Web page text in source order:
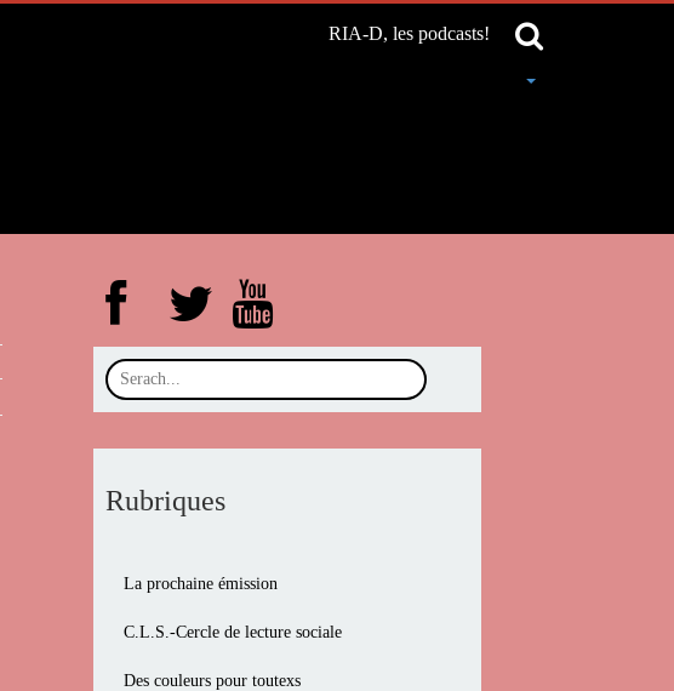
RIA-D, les podcasts!
Rubriques
La prochaine émission
C.L.S.-Cercle de lecture sociale
Des couleurs pour toutexs